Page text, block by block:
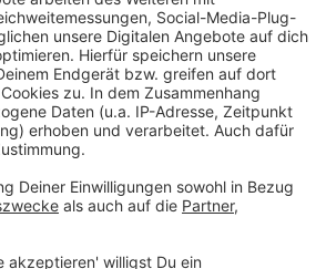
aus Leverkusen
Leverkusen: Das sind
Hochwasserschutz in